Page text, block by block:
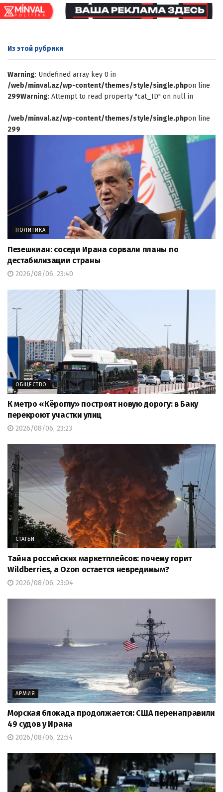
Из этой рубрики
Warning: Undefined array key 0 in
/web/minval.az/wp-content/themes/style/single.phpon line
299Warning: Attempt to read property "cat_ID" on null in
/web/minval.az/wp-content/themes/style/single.phpon line
299
ПОЛИТИКА
Пезешкиан: соседи Ирана сорвали планы по
дестабилизации страны
2026/08/06, 23:40
ОБЩЕСТВО
К метро «Кёроглу» построят новую дорогу: в Баку
перекроют участки улиц
2026/08/06, 23:23
СТАТЬИ
Тайна российских маркетплейсов: почему горит
Wildberries, а Ozon остается невредимым?
2026/08/06, 23:04
АРМИЯ
Морская блокада продолжается: США перенаправили
49 судов у Ирана
2026/08/06, 22:54